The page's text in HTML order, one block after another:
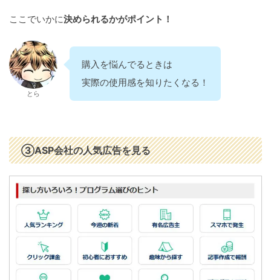
ここでいかに決められるかがポイント！
とら
購入を悩んでるときは
実際の使用感を知りたくなる！
③ASP会社の人気広告を見る